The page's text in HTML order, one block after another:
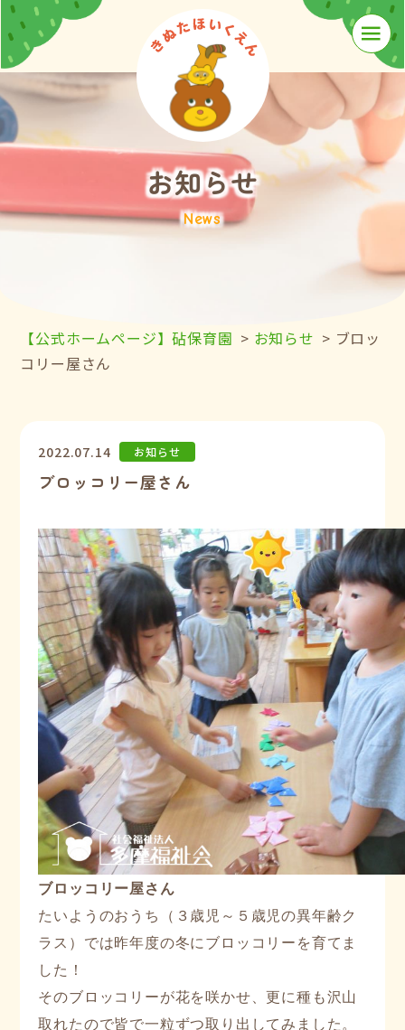
≡
お知らせ
News
【公式ホームページ】砧保育園 > お知らせ > ブロッ
コリー屋さん
2022.07.14 お知らせ
ブロッコリー屋さん
ブロッコリー屋さん
たいようのおうち（３歳児～５歳児の異年齢ク
ラス）では昨年度の冬にブロッコリーを育てま
した！
そのブロッコリーが花を咲かせ、更に種も沢山
取れたので皆で一粒ずつ取り出してみました。